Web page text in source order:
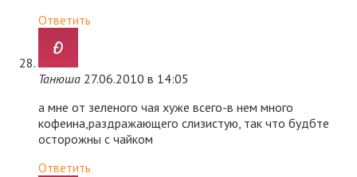
Ответить
Танюша 27.06.2010 в 14:05
а мне от зеленого чая хуже всего-в нем много
кофеина,раздражающего слизистую, так что будбте
осторожны с чайком
Ответить